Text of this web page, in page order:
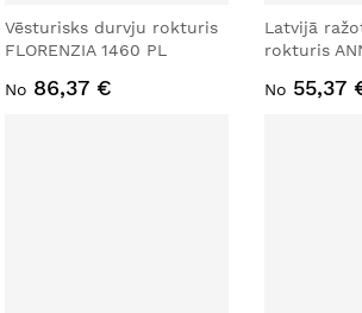
Vēsturisks durvju rokturis
FLORENZIA 1460 PL
No 86,37 €
Latvijā
rokturis
No 55,37